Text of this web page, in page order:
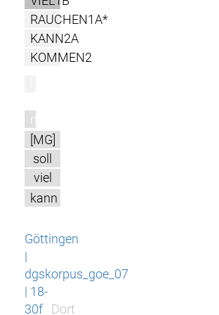
RAUCHEN1A*
KANN2A
KOMMEN2
m
[MG]
soll
viel
kann
Göttingen
|
dgskorpus_goe_07
| 18-
30f
Dort